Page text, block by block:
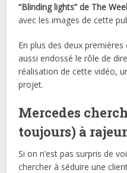
“Blinding lights” de The
avec les images de cette
En plus des deux
aussi endossé le rôle de
réalisation de cette vidéo,
projet.
Mercedes
toujours) à
Si on n’est pas surpris de
chercher à séduire une